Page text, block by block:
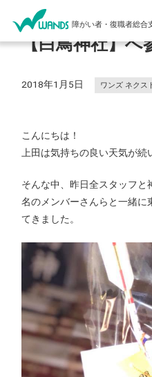
障がい者・復職者総合
【白鳥神社】へ
2018年1月5日 ワンズ ネクス
こんにちは！
上田は気持ちの良い天気が続
そんな中、昨日全スタッフ
名のメンバーさんらと一緒に
てきました。